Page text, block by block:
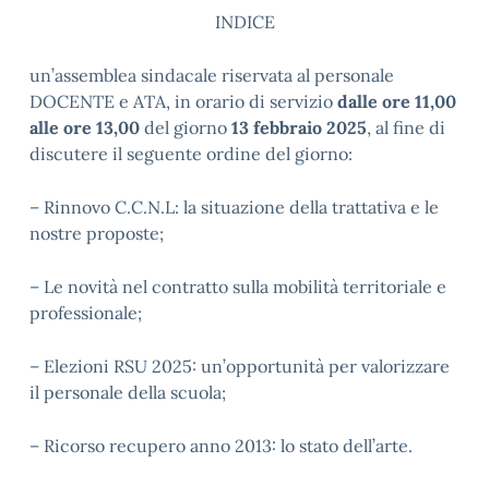
INDICE
un’assemblea sindacale riservata al personale
DOCENTE e ATA, in orario di servizio dalle ore 11,00
alle ore 13,00 del giorno 13 febbraio 2025, al fine di
discutere il seguente ordine del giorno:
– Rinnovo C.C.N.L: la situazione della trattativa e le
nostre proposte;
– Le novità nel contratto sulla mobilità territoriale e
professionale;
– Elezioni RSU 2025: un’opportunità per valorizzare
il personale della scuola;
– Ricorso recupero anno 2013: lo stato dell’arte.